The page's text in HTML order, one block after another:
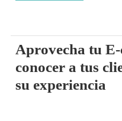
Aprovecha tu
conocer a tus
su experiencia